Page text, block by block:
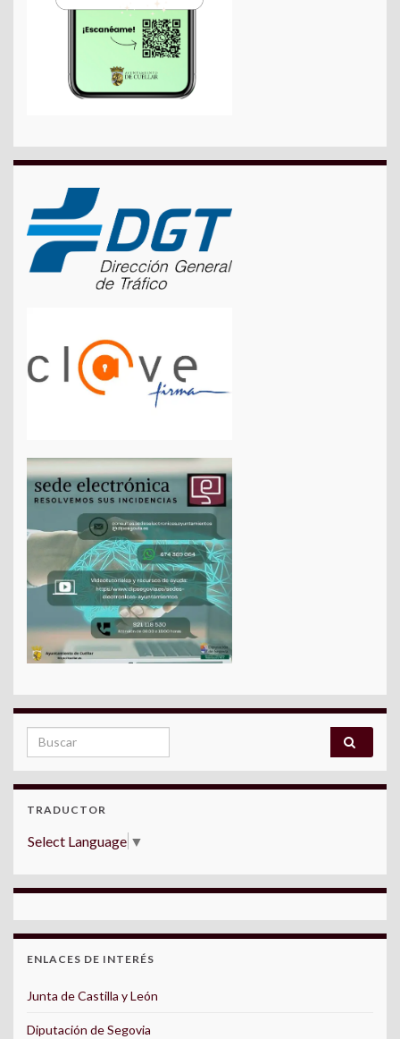
Search for:
TRADUCTOR
Select Language ▼
ENLACES DE INTERÉS
Junta de Castilla y León
Diputación de Segovia